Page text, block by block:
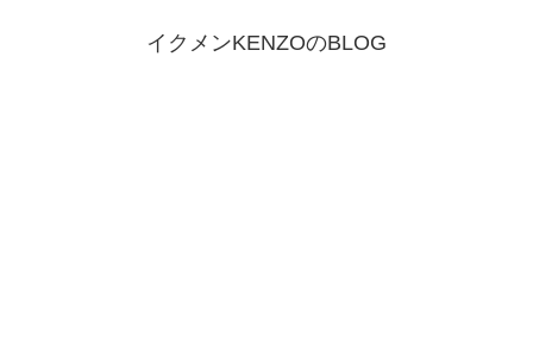
イクメンKENZOのBLOG